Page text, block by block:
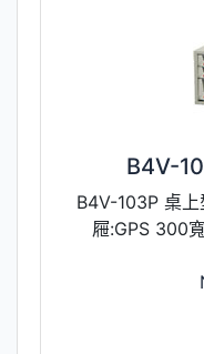
​B4V-
​B4V-103P 桌
屜:GPS 300